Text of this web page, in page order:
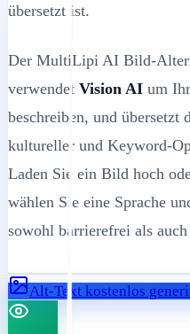
übersetzt ist.
Der MultiLipi AI Bild-
verwendet Vision AI um
beschreiben, und übersetzt
kultureller und Keyword-
Laden Sie ein Bild hoch
wählen Sie eine Sprache
sowohl barrierefrei als
Alt-Text kostenlos